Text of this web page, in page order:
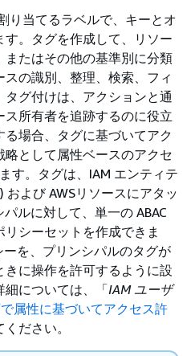
り当てるラベルで、キーとオ
。タグを作成して、リソー
たはその他の基準別に分類
の識別、整理、検索、フィ
グ付けは、アクションと通
所有者を追跡するのに役立
場合、タグに基づいてアク
として属性ベースのアクセ
す。タグは、IAM エンティテ
および AWSリソースにアタッ
ルに対して、単一の ABAC
シーセットを作成できま
ーを、プリンシパルのタグが
きに操作を許可するように設
細については、「IAM ユーザ
で属性に基づいてアクセス許
ださい。